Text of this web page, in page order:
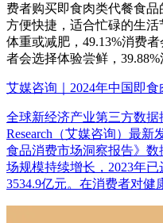
费者购买即食肉类代餐食品
方便快捷，适合忙碌的生活
体重或减肥，49.13%消费
者会选择体验尝鲜，
艾媒咨询｜2024年中国即
全球新经济产业第三方数据
Research（艾媒咨询）最新
食品消费市场洞察报告》数
场规模持续增长，2023年已
3534.9亿元。在消费者对